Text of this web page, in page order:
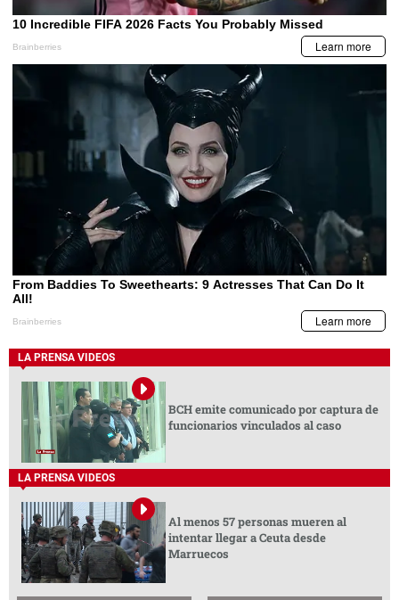
LA PRENSA VIDEOS
BCH emite comunicado por captura de
funcionarios vinculados al caso
LA PRENSA VIDEOS
Al menos 57 personas mueren al
intentar llegar a Ceuta desde
Marruecos